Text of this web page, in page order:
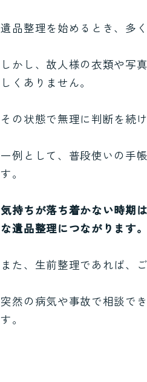
遺品整理を始めるとき、多
しかし、故人様の衣類や写
しくありません。
その状態で無理に判断を続
一例として、普段使いの手
す。
気持ちが落ち着かない時期
な遺品整理につながります。
また、生前整理であれば、
突然の病気や事故で相談で
す。